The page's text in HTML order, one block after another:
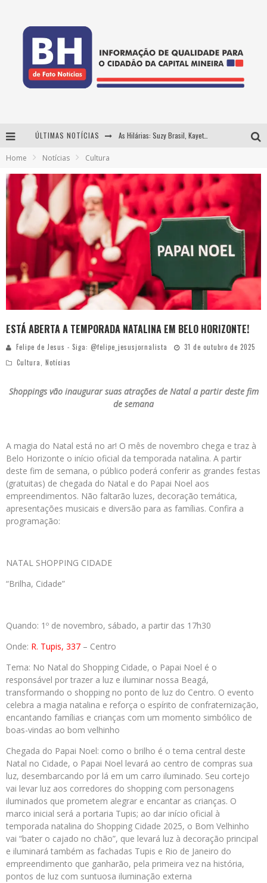
ÚLTIMAS NOTÍCIAS As Hilárias: Suzy Brasil, Kayete e Karoline Absinto retornam a Belo Horizonte para apresentação única no Teatro Sesiminas
Hot Wheels Monster Trucks Live™ confirma Belo Horizonte na turnê América do Sul 2027
Home Notícias Cultura
ESTÁ ABERTA A TEMPORADA NATALINA EM BELO HORIZONTE!
Felipe de Jesus - Siga: @felipe_jesusjornalista
31 de outubro de 2025
Cultura, Notícias
Shoppings vão inaugurar suas atrações de Natal a partir deste fim
de semana
A magia do Natal está no ar! O mês de novembro chega e traz à
Belo Horizonte o início oficial da temporada natalina. A partir
deste fim de semana, o público poderá conferir as grandes festas
(gratuitas) de chegada do Natal e do Papai Noel aos
empreendimentos. Não faltarão luzes, decoração temática,
apresentações musicais e diversão para as famílias. Confira a
programação:
NATAL SHOPPING CIDADE
“Brilha, Cidade”
Quando: 1º de novembro, sábado, a partir das 17h30
Onde: R. Tupis, 337 – Centro
Tema: No Natal do Shopping Cidade, o Papai Noel é o
responsável por trazer a luz e iluminar nossa Beagá,
transformando o shopping no ponto de luz do Centro. O evento
celebra a magia natalina e reforça o espírito de confraternização,
encantando famílias e crianças com um momento simbólico de
boas-vindas ao bom velhinho
Chegada do Papai Noel: como o brilho é o tema central deste
Natal no Cidade, o Papai Noel levará ao centro de compras sua
luz, desembarcando por lá em um carro iluminado. Seu cortejo
vai levar luz aos corredores do shopping com personagens
iluminados que prometem alegrar e encantar as crianças. O
marco inicial será a portaria Tupis; ao dar início oficial à
temporada natalina do Shopping Cidade 2025, o Bom Velhinho
vai “bater o cajado no chão”, que levará luz à decoração principal
e iluminará também as fachadas Tupis e Rio de Janeiro do
empreendimento que ganharão, pela primeira vez na história,
pontos de luz com suntuosa iluminação externa